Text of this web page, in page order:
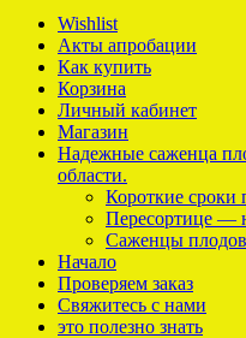
Wishlist
Акты апробации
Как купить
Корзина
Личный кабинет
Магазин
Надежные саженца
области.
Короткие сроки
Пересортице —
Саженцы
Начало
Проверяем заказ
Свяжитесь с нами
это полезно знать